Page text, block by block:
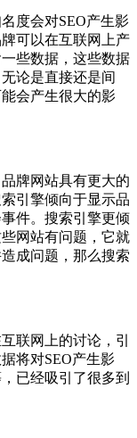
度会对SEO产生影
可以在互联网上产
些数据，这些数据
论是直接还是间
会产生很大的影
牌网站具有更大的
引擎倾向于显示品
件。搜索引擎更倾
网站有问题，它就
成问题，那么搜索
联网上的讨论，引
将对SEO产生影
已经吸引了很多到